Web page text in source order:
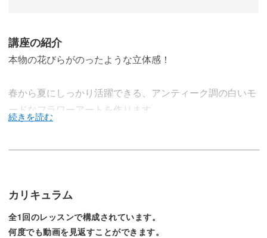
講座の紹介
本物の花びらがのったような立体感！
春から夏にしっかり活躍できる、アンティーク調の白いモ
ードなフラワーアートを作ります。
花びらを作っていきますよ。
硬いのにやわらかく仕上がる、おすすめのジェルもご紹介
カリキュラム
全1回のレッスンで構成されています。
何度でも動画を見返すことができます。